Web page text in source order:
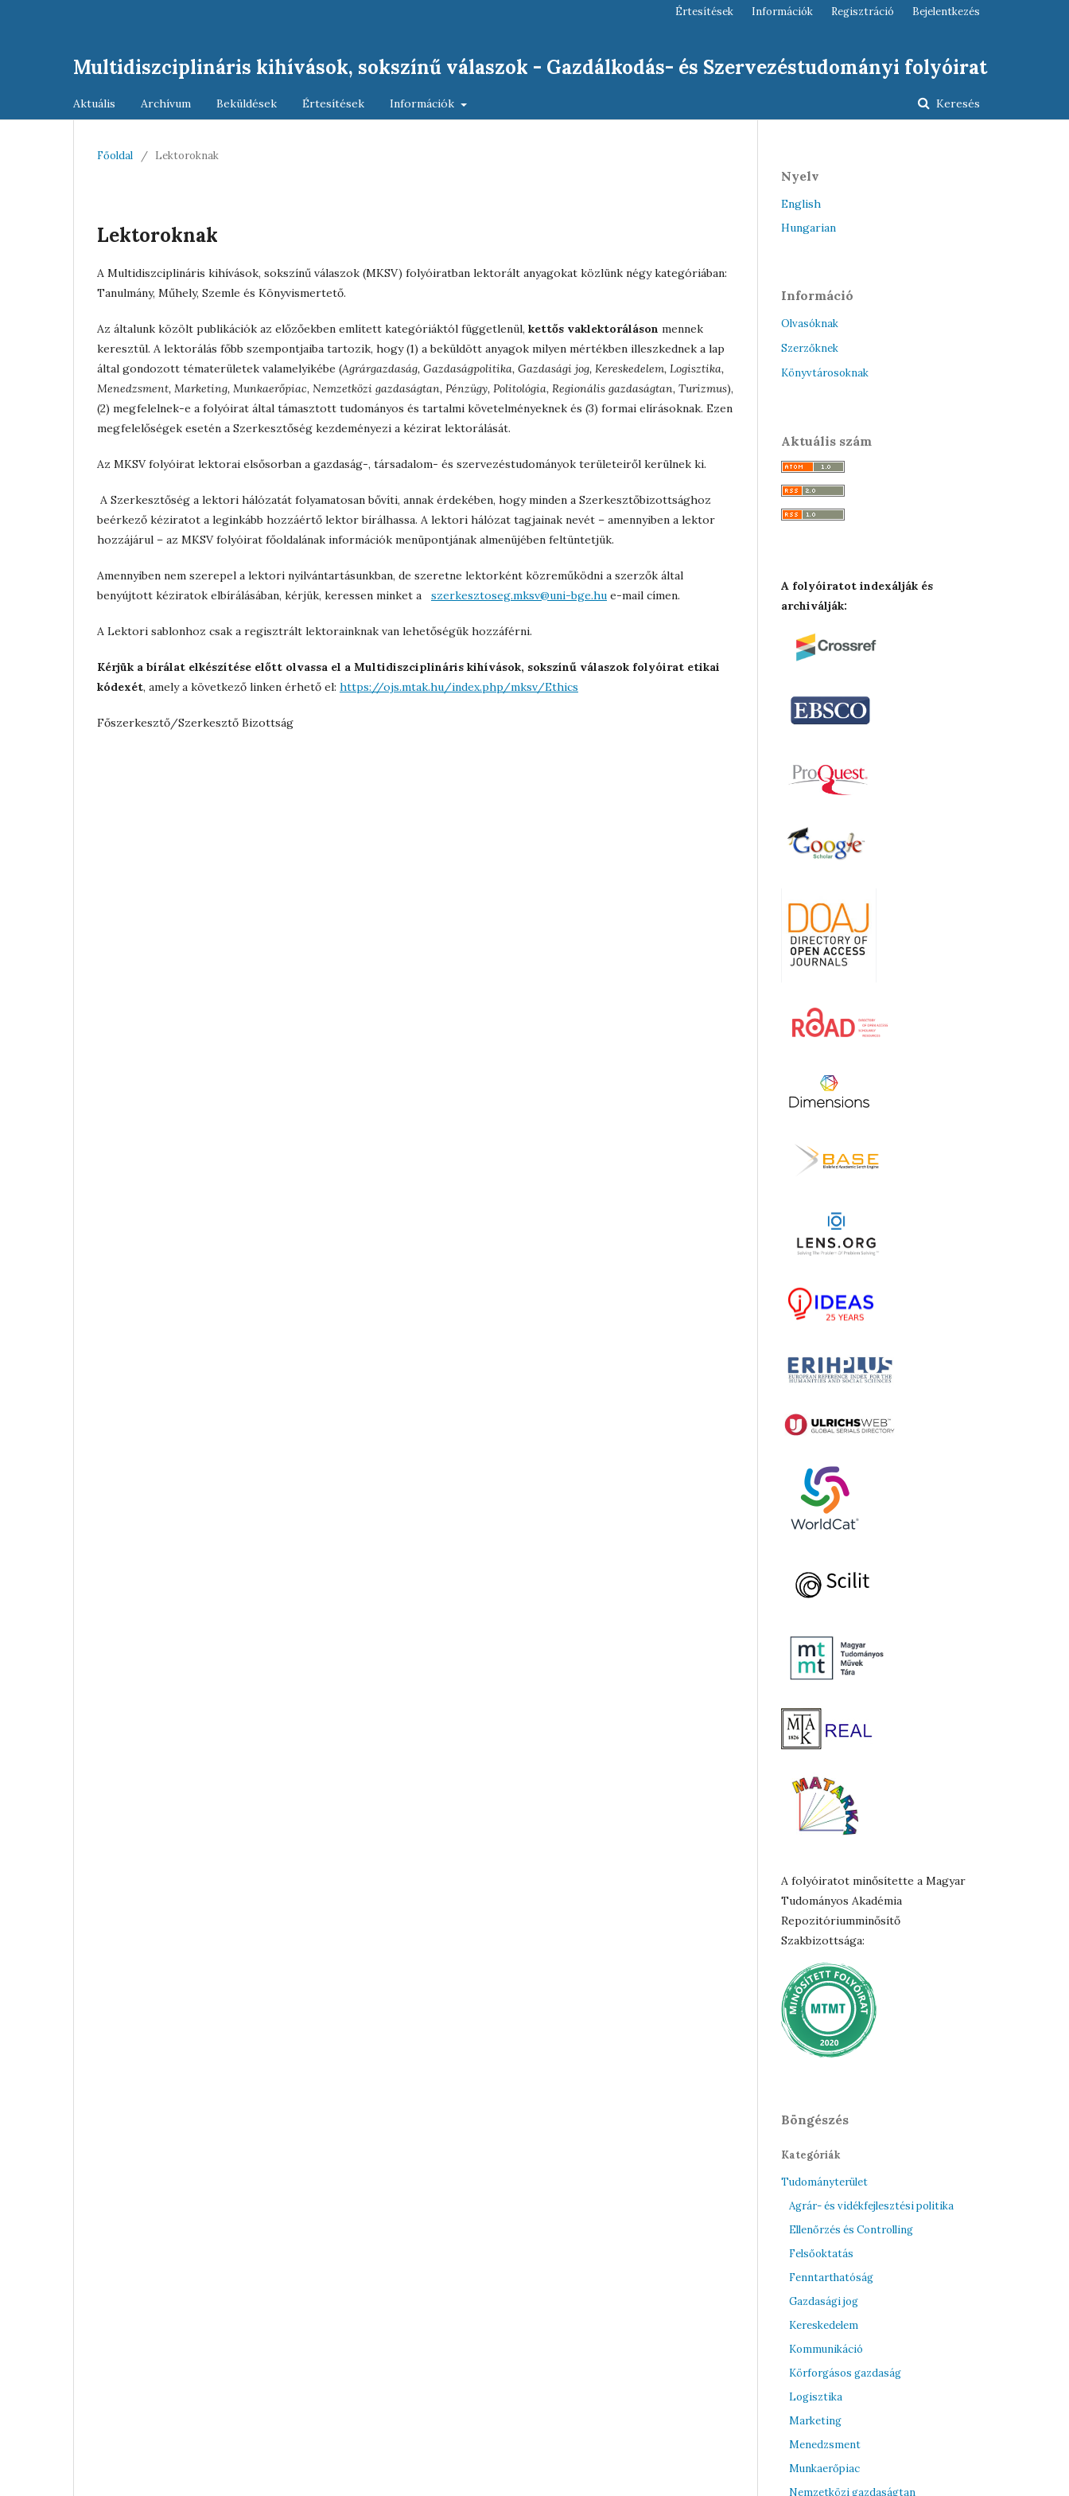
Multidiszciplináris kihívások, sokszínű válaszok - Gazdálkodás- és Szervezéstudományi folyóirat
Aktuális Archívum Beküldések Értesítések Információk Keresés
Értesítések Információk Regisztráció Bejelentkezés
Főoldal / Lektoroknak
Lektoroknak
A Multidiszciplináris kihívások, sokszínű válaszok (MKSV) folyóiratban lektorált anyagokat közlünk négy kategóriában:
Tanulmány, Műhely, Szemle és Könyvismertető.
Az általunk közölt publikációk az előzőekben említett kategóriáktól függetlenül, kettős vaklektoráláson mennek
keresztül. A lektorálás főbb szempontjaiba tartozik, hogy (1) a beküldött anyagok milyen mértékben illeszkednek a lap
által gondozott tématerületek valamelyikébe (Agrárgazdaság, Gazdaságpolitika, Gazdasági jog, Kereskedelem, Logisztika,
Menedzsment, Marketing, Munkaerőpiac, Nemzetközi gazdaságtan, Pénzügy, Politológia, Regionális gazdaságtan, Turizmus),
(2) megfelelnek-e a folyóirat által támasztott tudományos és tartalmi követelményeknek és (3) formai elírásoknak. Ezen
megfelelőségek esetén a Szerkesztőség kezdeményezi a kézirat lektorálását.
Az MKSV folyóirat lektorai elsősorban a gazdaság-, társadalom- és szervezéstudományok területeiről kerülnek ki.
A Szerkesztőség a lektori hálózatát folyamatosan bővíti, annak érdekében, hogy minden a Szerkesztőbizottsághoz
beérkező kéziratot a leginkább hozzáértő lektor bírálhassa. A lektori hálózat tagjainak nevét – amennyiben a lektor
hozzájárul – az MKSV folyóirat főoldalának információk menüpontjának almenüjében feltüntetjük.
Amennyiben nem szerepel a lektori nyilvántartásunkban, de szeretne lektorként közreműködni a szerzők által
benyújtott kéziratok elbírálásában, kérjük, keressen minket a szerkesztoseg.mksv@uni-bge.hu e-mail címen.
A Lektori sablonhoz csak a regisztrált lektorainknak van lehetőségük hozzáférni.
Kérjük a bírálat elkészítése előtt olvassa el a Multidiszciplináris kihívások, sokszínű válaszok folyóirat etikai
kódexét, amely a következő linken érhető el: https://ojs.mtak.hu/index.php/mksv/Ethics
Főszerkesztő/Szerkesztő Bizottság
Nyelv
English
Hungarian
Információ
Olvasóknak
Szerzőknek
Könyvtárosoknak
Aktuális szám
A folyóiratot indexálják és
archiválják:
A folyóiratot minősítette a Magyar
Tudományos Akadémia
Repozitóriumminősítő
Szakbizottsága:
Böngészés
Kategóriák
Tudományterület
Agrár- és vidékfejlesztési politika
Ellenőrzés és Controlling
Felsőoktatás
Fenntarthatóság
Gazdasági jog
Kereskedelem
Kommunikáció
Körforgásos gazdaság
Logisztika
Marketing
Menedzsment
Munkaerőpiac
Nemzetközi gazdaságtan